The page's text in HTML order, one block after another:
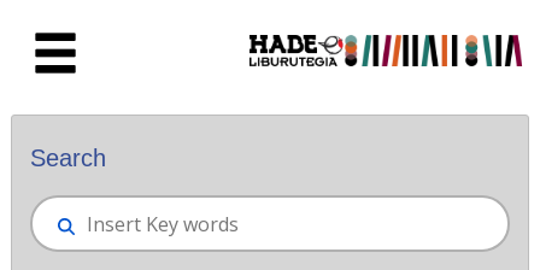
New books - Liburutegia
Search